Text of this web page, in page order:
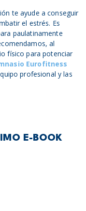
te ayude a conseguir
el estrés. Es
paulatinamente
al
físico para potenciar
Eurofitness
profesional y las
E-BOOK